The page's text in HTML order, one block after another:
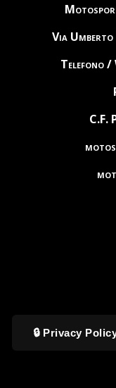
Via
Telefono /
C.F.
🔒 Privacy